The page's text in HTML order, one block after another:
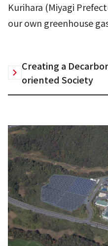
Kurihara (Miyagi
our own greenhouse
Creating a
oriented Society